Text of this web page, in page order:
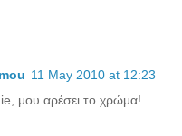
11 May 2010 at 12:23
μου αρέσει το χρώμα!